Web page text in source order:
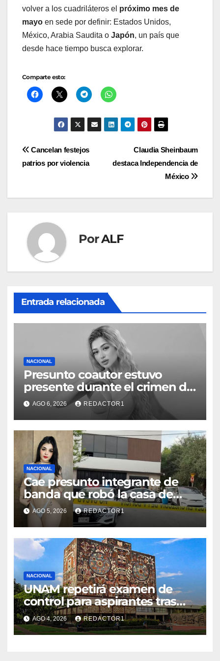
volver a los cuadriláteros el próximo mes de
mayo en sede por definir: Estados Unidos,
México, Arabia Saudita o Japón, un país que
desde hace tiempo busca explorar.
Comparte esto:
Navegación
de
entradas
Claudia Sheinbaum
destaca Independencia de
México
Cancelan festejos
patrios por violencia
PorALF
Entrada relacionada
NACIONAL
Presunto coautor estuvo
presente durante el crimen de
Valeria Márquez: Fiscalía
AGO 6, 2026 REDACTOR1
NACIONAL
Cae presunto integrante de
banda que robó la casa de
Karely Ruiz
AGO 5, 2026 REDACTOR1
NACIONAL
UNAM repetirá examen de
control para aspirantes tras
fallas en pruebas en línea
AGO 4, 2026 REDACTOR1